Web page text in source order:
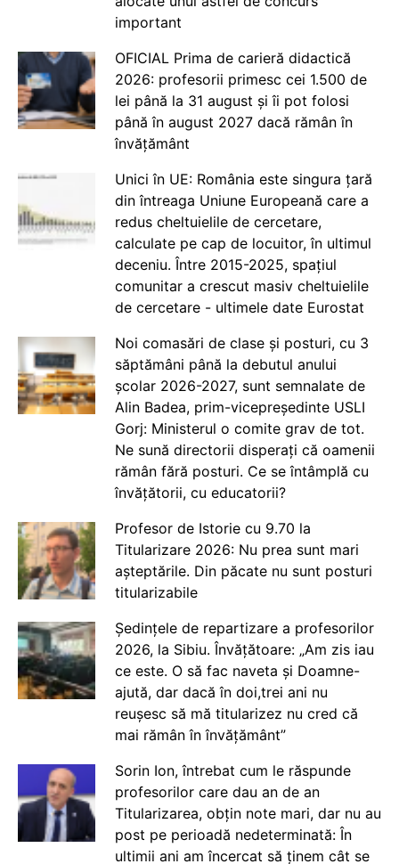
important
OFICIAL Prima de carieră didactică
2026: profesorii primesc cei 1.500 de
lei până la 31 august și îi pot folosi
până în august 2027 dacă rămân în
învățământ
Unici în UE: România este singura țară
din întreaga Uniune Europeană care a
redus cheltuielile de cercetare,
calculate pe cap de locuitor, în ultimul
deceniu. Între 2015-2025, spațiul
comunitar a crescut masiv cheltuielile
de cercetare - ultimele date Eurostat
Noi comasări de clase și posturi, cu 3
săptămâni până la debutul anului
școlar 2026-2027, sunt semnalate de
Alin Badea, prim-vicepreședinte USLI
Gorj: Ministerul o comite grav de tot.
Ne sună directorii disperați că oamenii
rămân fără posturi. Ce se întâmplă cu
învățătorii, cu educatorii?
Profesor de Istorie cu 9.70 la
Titularizare 2026: Nu prea sunt mari
așteptările. Din păcate nu sunt posturi
titularizabile
Ședințele de repartizare a profesorilor
2026, la Sibiu. Învățătoare: „Am zis iau
ce este. O să fac naveta și Doamne-
ajută, dar dacă în doi,trei ani nu
reușesc să mă titularizez nu cred că
mai rămân în învățământ”
Sorin Ion, întrebat cum le răspunde
profesorilor care dau an de an
Titularizarea, obțin note mari, dar nu au
post pe perioadă nedeterminată: În
ultimii ani am încercat să ținem cât se